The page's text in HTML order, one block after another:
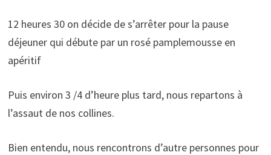
12 heures 30 on décide de s’arrêter pour la pause
déjeuner qui débute par un rosé pamplemousse en
apéritif
Puis environ 3 /4 d’heure plus tard, nous repartons à
l’assaut de nos collines.
Bien entendu, nous rencontrons d’autre personnes pour